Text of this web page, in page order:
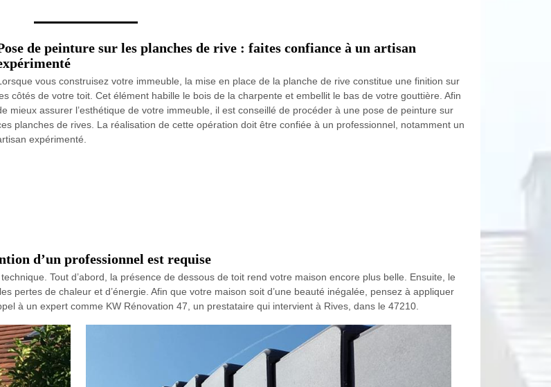
de peinture sur les planches de rive : faites confiance à un artisan
vous construisez votre immeuble, la mise en place de la planche de rive constitue une finition sur
côtés de votre toit. Cet élément habille le bois de la charpente et embellit le bas de votre gouttière. Afin
mieux assurer l’esthétique de votre immeuble, il est conseillé de procéder à une pose de peinture sur
planches de rives. La réalisation de cette opération doit être confiée à un professionnel, notamment un
expérimenté.
d’un professionnel est requise
Tout d’abord, la présence de dessous de toit rend votre maison encore plus belle. Ensuite, le
pertes de chaleur et d’énergie. Afin que votre maison soit d’une beauté inégalée, pensez à appliquer
à un expert comme KW Rénovation 47, un prestataire qui intervient à Rives, dans le 47210.